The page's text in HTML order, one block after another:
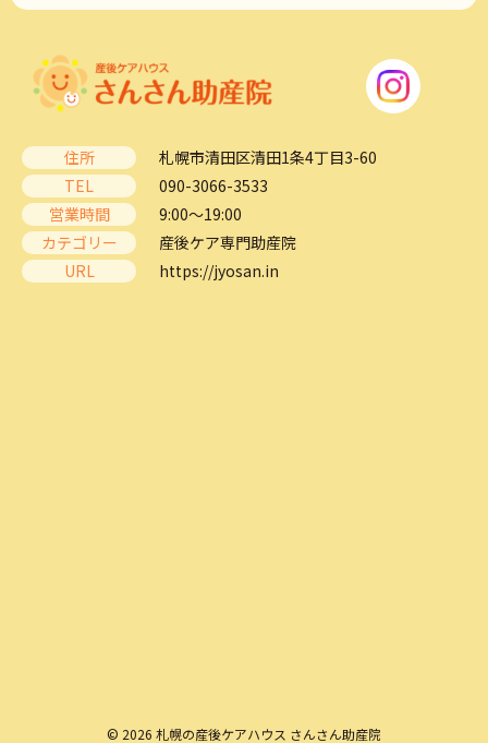
住所
札幌市清田区清田1条4丁目3-60
TEL
090-3066-3533
営業時間
9:00～19:00
カテゴリー
産後ケア専門助産院
URL
https://jyosan.in
© 2026 札幌の産後ケアハウス さんさん助産院